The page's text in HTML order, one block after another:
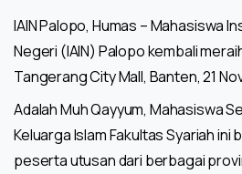
IAIN Palopo, Humas – Mahasiswa
Negeri (IAIN) Palopo kembali
Tangerang City Mall, Banten, 21
Adalah Muh Qayyum, Mahasiswa
Keluarga Islam Fakultas Syariah ini
peserta utusan dari berbagai